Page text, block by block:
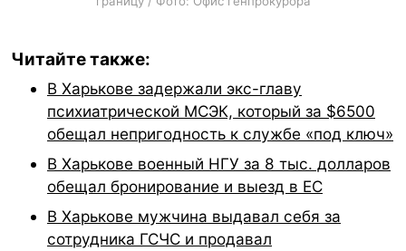
Читайте также:
В Харькове задержали экс-главу
психиатрической МСЭК, который за $6500
обещал непригодность к службе «под ключ»
В Харькове военный НГУ за 8 тыс. долларов
обещал бронирование и выезд в ЕС
В Харькове мужчина выдавал себя за
сотрудника ГСЧС и продавал